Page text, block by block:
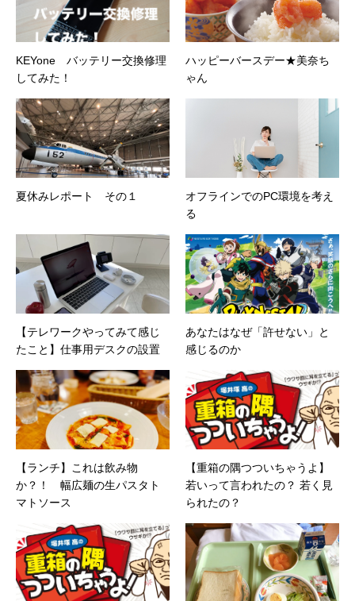
KEYone バッテリー交換修理
してみた！
ハッピーバースデー★美奈ち
ゃん
夏休みレポート その１
オフラインでのPC環境を考え
る
【テレワークやってみて感じ
たこと】仕事用デスクの設置
あなたはなぜ「許せない」と
感じるのか
【ランチ】これは飲み物
か？！ 幅広麺の生パスタト
マトソース
【重箱の隅つついちゃうよ】
若いって言われたの？ 若く見
られたの？